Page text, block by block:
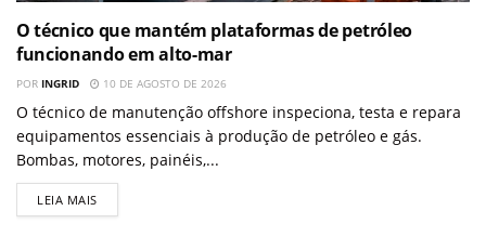
O técnico que mantém plataformas de petróleo
funcionando em alto-mar
POR INGRID 10 DE AGOSTO DE 2026
O técnico de manutenção offshore inspeciona, testa e repara
equipamentos essenciais à produção de petróleo e gás.
Bombas, motores, painéis,...
LEIA MAIS